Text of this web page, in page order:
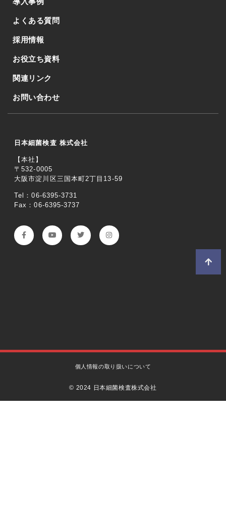
よくある質問
採用情報
お役立ち資料
関連リンク
お問い合わせ
日本細菌検査 株式会社
【本社】
〒532-0005
大阪市淀川区三国本町2丁目13-59
Tel：06-6395-3731
Fax：06-6395-3737
© 2024 日本細菌検査株式会社
個人情報の取り扱いについて